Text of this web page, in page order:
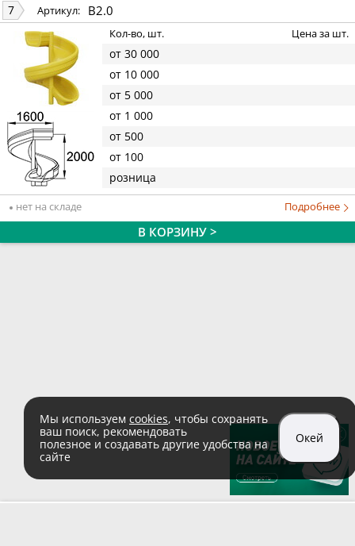
7 Артикул: В2.0
Кол-во, шт. Цена за шт.
от 30 000
от 10 000
от 5 000
от 1 000
от 500
от 100
розница
нет на складе Подробнее
В КОРЗИНУ >
Мы используем cookies, чтобы сохранять
ваш поиск, рекомендовать
полезное и создавать другие удобства на
сайте
Окей